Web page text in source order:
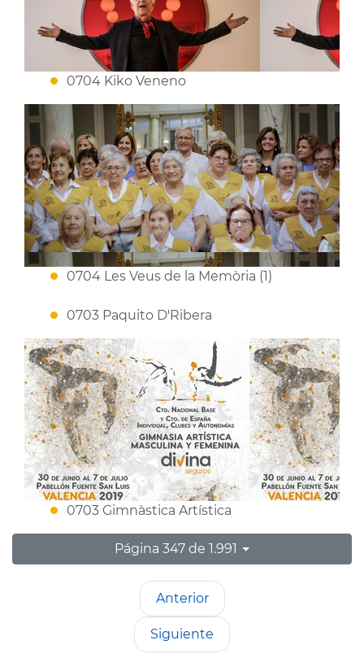
0704 Kiko Veneno
0704 Les Veus de la Memòria (1)
0703 Paquito D'Ribera
0703 Gimnàstica Artística
Página 347 de 1.991
Anterior
Siguiente